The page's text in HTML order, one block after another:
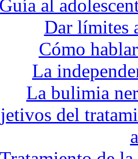
Guía al
Dar límites
Cómo
La
La bulimia
del